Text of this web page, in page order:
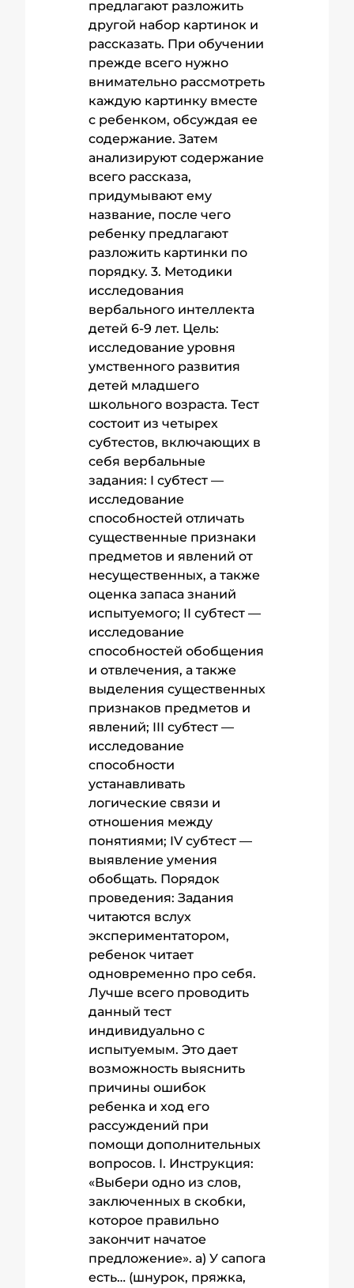
предлагают разложить
другой набор картинок и
рассказать. При обучении
прежде всего нужно
внимательно рассмотреть
каждую картинку вместе
с ребенком, обсуждая ее
содержание. Затем
анализируют содержание
всего рассказа,
придумывают ему
название, после чего
ребенку предлагают
разложить картинки по
порядку. 3. Методики
исследования
вербального интеллекта
детей 6-9 лет. Цель:
исследование уровня
умственного развития
детей младшего
школьного возраста. Тест
состоит из четырех
субтестов, включающих в
себя вербальные
задания: I субтест —
исследование
способностей отличать
существенные признаки
предметов и явлений от
несущественных, а также
оценка запаса знаний
испытуемого; II субтест —
исследование
способностей обобщения
и отвлечения, а также
выделения существенных
признаков предметов и
явлений; III субтест —
исследование
способности
устанавливать
логические связи и
отношения между
понятиями; IV субтест —
выявление умения
обобщать. Порядок
проведения: Задания
читаются вслух
экспериментатором,
ребенок читает
одновременно про себя.
Лучше всего проводить
данный тест
индивидуально с
испытуемым. Это дает
возможность выяснить
причины ошибок
ребенка и ход его
рассуждений при
помощи дополнительных
вопросов. I. Инструкция:
«Выбери одно из слов,
заключенных в скобки,
которое правильно
закончит начатое
предложение». а) У сапога
есть… (шнурок, пряжка,